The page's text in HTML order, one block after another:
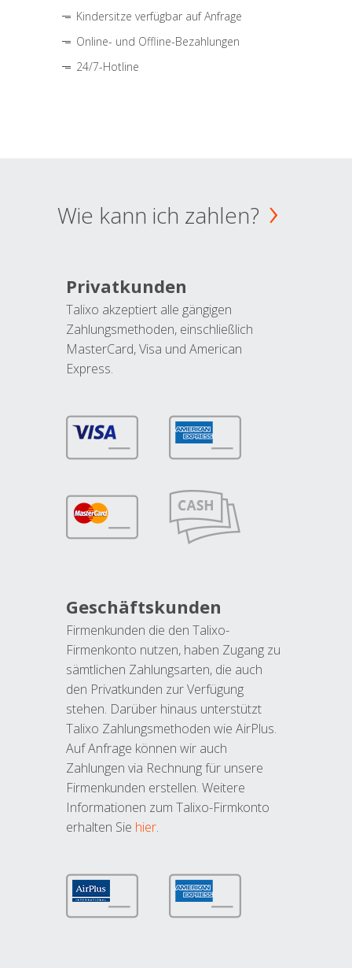
Kindersitze verfügbar auf Anfrage
Online- und Offline-Bezahlungen
24/7-Hotline
Wie kann ich zahlen?
Privatkunden
Talixo akzeptiert alle gängigen
Zahlungsmethoden, einschließlich
MasterCard, Visa und American
Express.
Geschäftskunden
Firmenkunden die den Talixo-
Firmenkonto nutzen, haben Zugang zu
sämtlichen Zahlungsarten, die auch
den Privatkunden zur Verfügung
stehen. Darüber hinaus unterstützt
Talixo Zahlungsmethoden wie AirPlus.
Auf Anfrage können wir auch
Zahlungen via Rechnung für unsere
Firmenkunden erstellen. Weitere
Informationen zum Talixo-Firmkonto
erhalten Sie hier.